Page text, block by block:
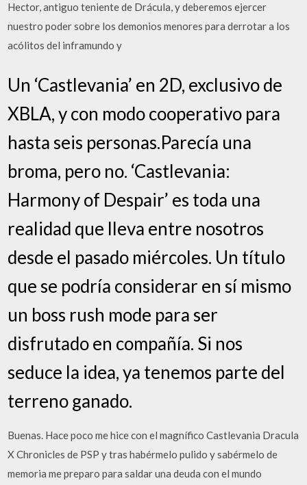
Hector, antiguo teniente de Drácula, y deberemos ejercer
nuestro poder sobre los demonios menores para derrotar a los
acólitos del inframundo y
Un ‘Castlevania’ en 2D, exclusivo de
XBLA, y con modo cooperativo para
hasta seis personas.Parecía una
broma, pero no. ‘Castlevania:
Harmony of Despair’ es toda una
realidad que lleva entre nosotros
desde el pasado miércoles. Un título
que se podría considerar en sí mismo
un boss rush mode para ser
disfrutado en compañía. Si nos
seduce la idea, ya tenemos parte del
terreno ganado.
Buenas. Hace poco me hice con el magnífico Castlevania Dracula
X Chronicles de PSP y tras habérmelo pulido y sabérmelo de
memoria me preparo para saldar una deuda con el mundo